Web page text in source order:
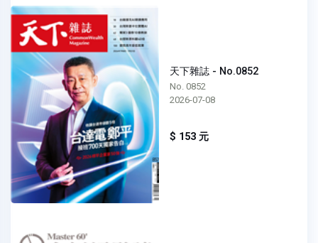
天下雜誌 - No.0852
No. 0852
2026-07-08
$ 153 元